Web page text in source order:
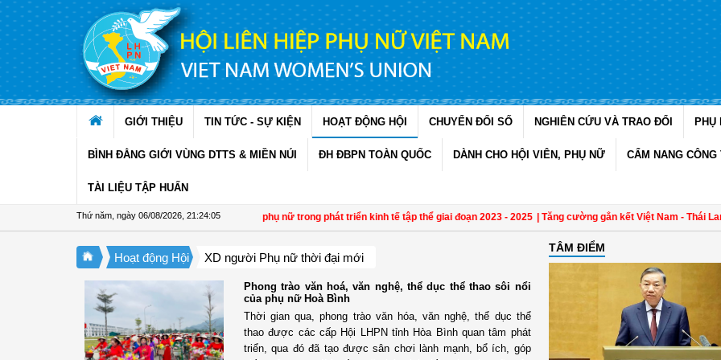
Truy cập nội dung luôn
GIỚI THIỆU TIN TỨC - SỰ KIỆN HOẠT ĐỘNG HỘI CHUYỂN ĐỔI SỐ NGHIÊN CỨU VÀ TRAO ĐỔI PHỤ
BÌNH ĐẲNG GIỚI VÙNG DTTS & MIỀN NÚI ĐH ĐBPN TOÀN QUỐC DÀNH CHO HỘI VIÊN, PHỤ NỮ CẨM NANG CÔNG
TÀI LIỆU TẬP HUẤN
Thứ năm, ngày 06/08/2026 21:24:06
Đề án 01: Dấu ấn phụ nữ trong phát triển kinh tế tập thể giai đoạn 2023 - 2025 | Tăng cường gắn kết Việt Nam - Thái Lan
Hoạt động Hội XD người Phụ nữ thời đại mới
Phong trào văn hoá, văn nghệ, thể dục thể thao sôi nổi
của phụ nữ Hoà Bình
Thời gian qua, phong trào văn hóa, văn nghệ, thể dục thể
thao được các cấp Hội LHPN tỉnh Hòa Bình quan tâm phát
triển, qua đó đã tạo được sân chơi lành mạnh, bổ ích, góp
TÂM ĐIỂM